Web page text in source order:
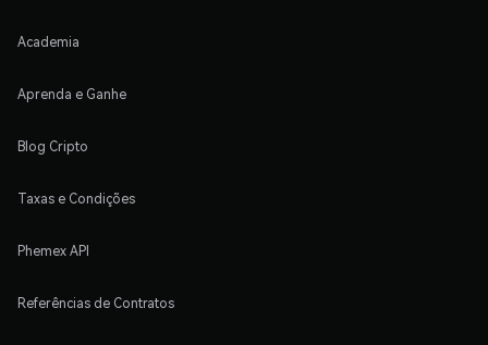
Academia
Aprenda e Ganhe
Blog Cripto
Taxas e Condições
Phemex API
Referências de Contratos